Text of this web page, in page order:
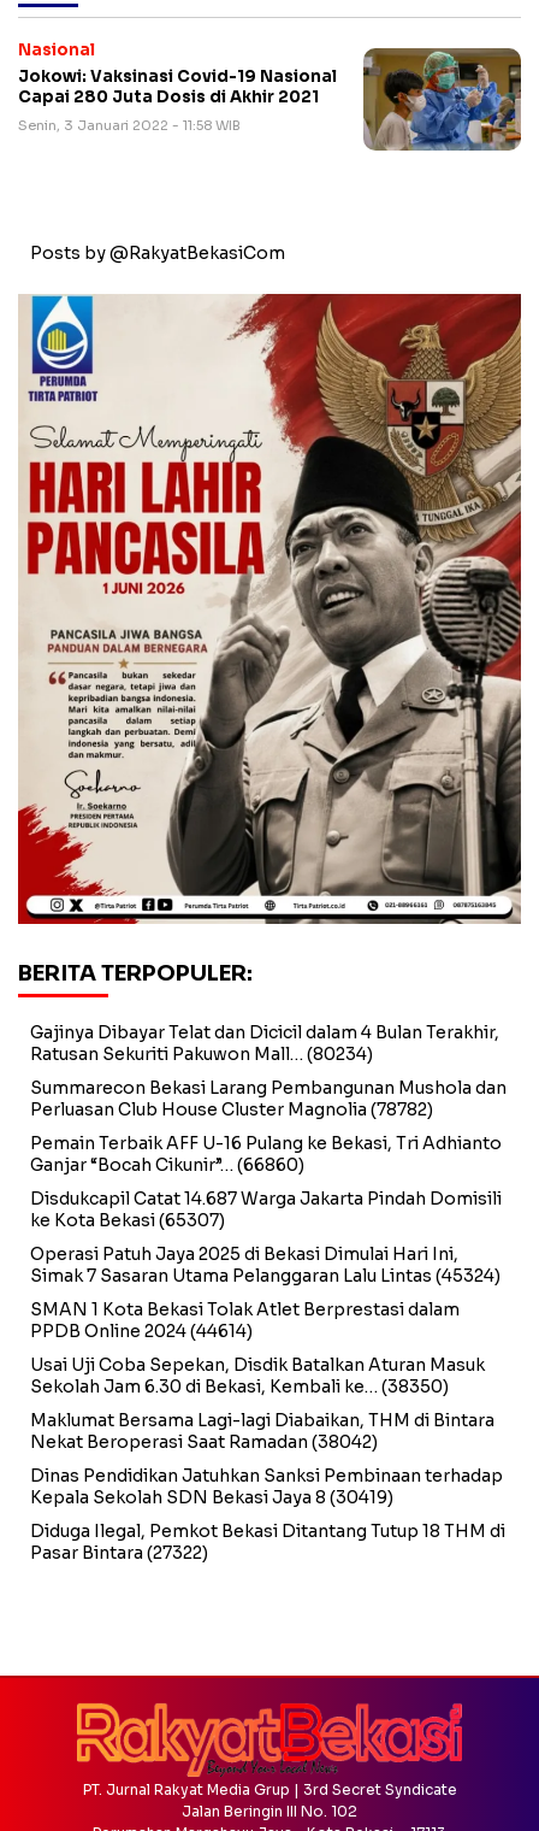
Nasional
Jokowi: Vaksinasi Covid-19 Nasional
Capai 280 Juta Dosis di Akhir 2021
Senin, 3 Januari 2022 - 11:58 WIB
Posts by @RakyatBekasiCom
BERITA TERPOPULER:
Gajinya Dibayar Telat dan Dicicil dalam 4 Bulan Terakhir,
Ratusan Sekuriti Pakuwon Mall… (80234)
Summarecon Bekasi Larang Pembangunan Mushola dan
Perluasan Club House Cluster Magnolia (78782)
Pemain Terbaik AFF U-16 Pulang ke Bekasi, Tri Adhianto
Ganjar “Bocah Cikunir”… (66860)
Disdukcapil Catat 14.687 Warga Jakarta Pindah Domisili
ke Kota Bekasi(65307)
Operasi Patuh Jaya 2025 di Bekasi Dimulai Hari Ini,
Simak 7 Sasaran Utama Pelanggaran Lalu Lintas (45324)
SMAN 1 Kota Bekasi Tolak Atlet Berprestasi dalam
PPDB Online 2024(44614)
Usai Uji Coba Sepekan, Disdik Batalkan Aturan Masuk
Sekolah Jam 6.30 di Bekasi, Kembali ke… (38350)
Maklumat Bersama Lagi-lagi Diabaikan, THM di Bintara
Nekat Beroperasi Saat Ramadan (38042)
Dinas Pendidikan Jatuhkan Sanksi Pembinaan terhadap
Kepala Sekolah SDN Bekasi Jaya 8 (30419)
Diduga Ilegal, Pemkot Bekasi Ditantang Tutup 18 THM di
Pasar Bintara (27322)
PT. Jurnal Rakyat Media Grup | 3rd Secret Syndicate
Jalan Beringin III No. 102